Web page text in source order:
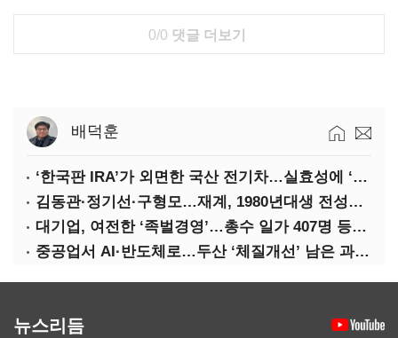
0/0 댓글 더보기
배덕훈
‘한국판 IRA’가 외면한 국산 전기차…실효성에 ‘의문’
김동관·정기선·구형모…재계, 1980년대생 전성시대
대기업, 여전한 ‘족벌경영’…총수 일가 407명 등기임원
중공업서 AI·반도체로…두산 ‘체질개선’ 남은 과제는
뉴스리듬